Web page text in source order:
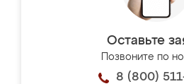
Оставьте
Позвоните по
8 (800)